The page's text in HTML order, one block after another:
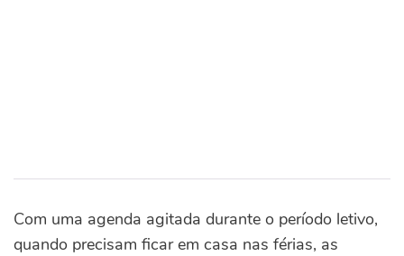
Com uma agenda agitada durante o período letivo,
quando precisam ficar em casa nas férias, as